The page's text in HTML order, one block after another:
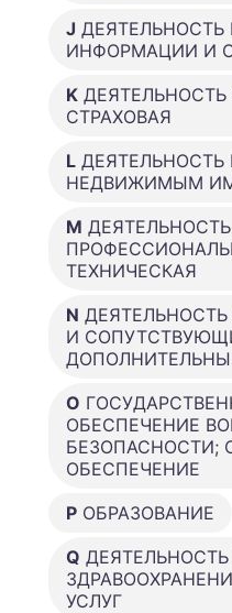
J ДЕЯТЕЛЬНОСТЬ
ИНФОРМАЦИИ И
K
СТРАХОВАЯ
L
НЕДВИЖИМЫМ
M ДЕЯТЕЛЬНОСТЬ
ТЕХНИЧЕСКАЯ
N
И
O
ОБЕСПЕЧЕНИЕ
БЕЗОПАСНОСТИ;
ОБЕСПЕЧЕНИЕ
P ОБРАЗОВАНИЕ
Q
УСЛУГ